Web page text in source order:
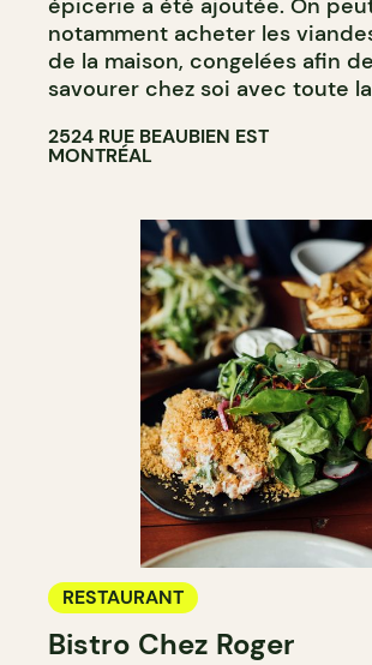
épicerie a été ajoutée. On
notamment acheter les
de la maison, congelées afin
savourer chez soi avec toute
2524 RUE BEAUBIEN EST
MONTRÉAL
RESTAURANT
Bistro Chez Roger